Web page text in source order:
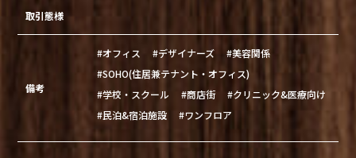
取引態様
備考
#オフィス #デザイナーズ
#美容関係
#SOHO(住居兼テナント・オフィス)
#学校・スクール
#商店街
#クリニック&医療向け
#民泊&宿泊施設
#ワンフロア